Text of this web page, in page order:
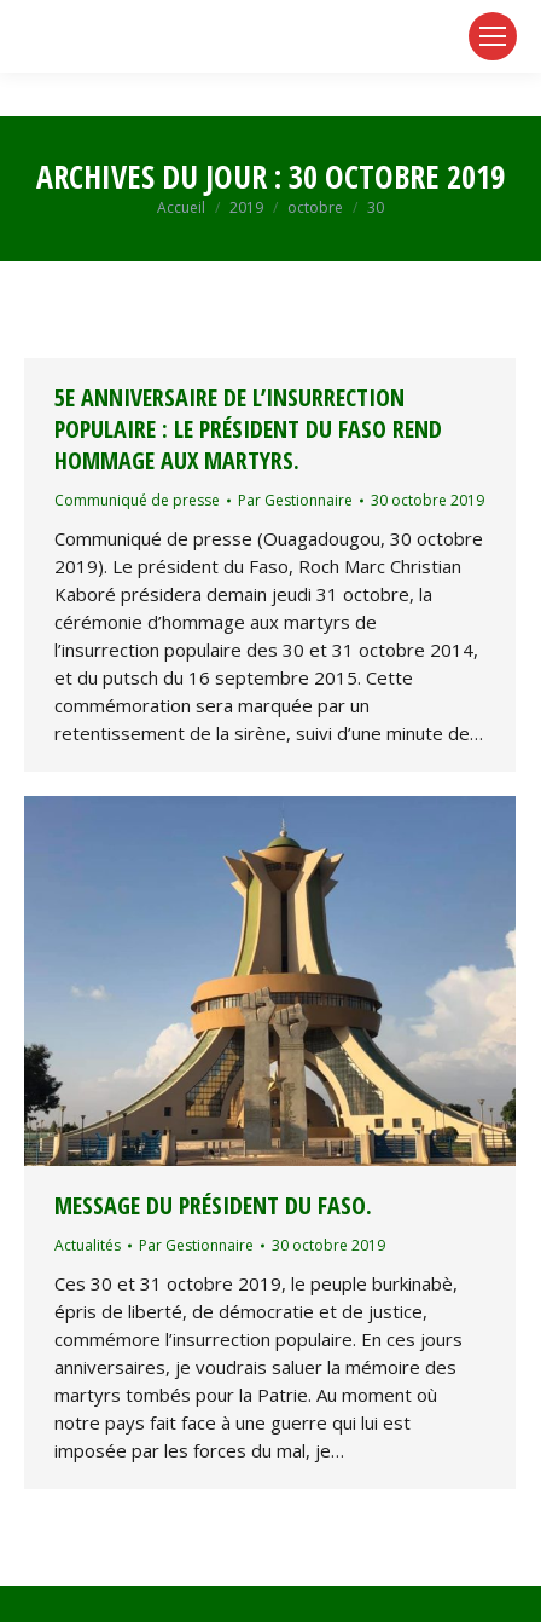
ARCHIVES DU JOUR :30 OCTOBRE 2019
Vous êtes ici :
Accueil 2019 octobre 30
5E ANNIVERSAIRE DE L’INSURRECTION
POPULAIRE : LE PRÉSIDENT DU FASO REND
HOMMAGE AUX MARTYRS.
Communiqué de presse Par Gestionnaire 30 octobre 2019
Communiqué de presse (Ouagadougou, 30 octobre
2019). Le président du Faso, Roch Marc Christian
Kaboré présidera demain jeudi 31 octobre, la
cérémonie d’hommage aux martyrs de
l’insurrection populaire des 30 et 31 octobre 2014,
et du putsch du 16 septembre 2015. Cette
commémoration sera marquée par un
retentissement de la sirène, suivi d’une minute de…
MESSAGE DU PRÉSIDENT DU FASO.
Actualités Par Gestionnaire 30 octobre 2019
Ces 30 et 31 octobre 2019, le peuple burkinabè,
épris de liberté, de démocratie et de justice,
commémore l’insurrection populaire. En ces jours
anniversaires, je voudrais saluer la mémoire des
martyrs tombés pour la Patrie. Au moment où
notre pays fait face à une guerre qui lui est
imposée par les forces du mal, je…